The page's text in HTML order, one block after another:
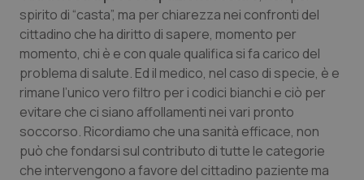
Oncologia & Nutrizione
Psoriasi & pelle
Quotidiano Cardiologia
Quotidiano Chirurgia
Quotidiano Oncologia
spirito di “casta”, ma per chiarezza nei confronti del
cittadino che ha diritto di sapere, momento per
momento, chi è e con quale qualifica si fa carico del
problema di salute. Ed il medico, nel caso di specie, è e
rimane l’unico vero filtro per i codici bianchi e ciò per
evitare che ci siano affollamenti nei vari pronto
soccorso. Ricordiamo che una sanità efficace, non
può che fondarsi sul contributo di tutte le categorie
che intervengono a favore del cittadino paziente ma